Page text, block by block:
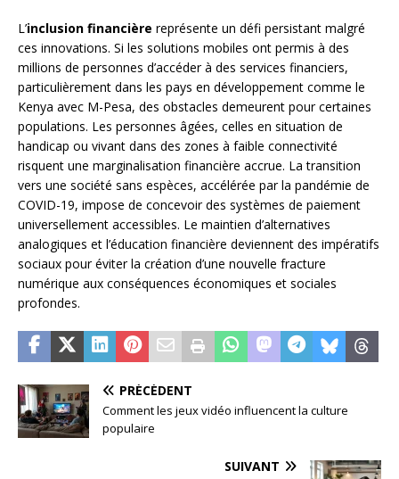
L’inclusion financière représente un défi persistant malgré
ces innovations. Si les solutions mobiles ont permis à des
millions de personnes d’accéder à des services financiers,
particulièrement dans les pays en développement comme le
Kenya avec M-Pesa, des obstacles demeurent pour certaines
populations. Les personnes âgées, celles en situation de
handicap ou vivant dans des zones à faible connectivité
risquent une marginalisation financière accrue. La transition
vers une société sans espèces, accélérée par la pandémie de
COVID-19, impose de concevoir des systèmes de paiement
universellement accessibles. Le maintien d’alternatives
analogiques et l’éducation financière deviennent des impératifs
sociaux pour éviter la création d’une nouvelle fracture
numérique aux conséquences économiques et sociales
profondes.
PRÉCÉDENT
Comment les jeux vidéo influencent la culture
populaire
SUIVANT